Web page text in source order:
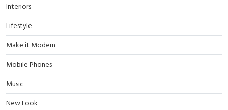
Interiors
Lifestyle
Make it Modern
Mobile Phones
Music
New Look